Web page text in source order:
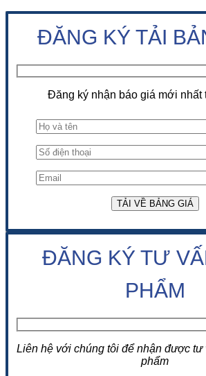
ĐĂNG KÝ TẢI
Đăng ký nhận báo giá mới nhất
ĐĂNG KÝ TƯ
PHẨM
Liên hệ với chúng tôi để nhận được tư
phẩm